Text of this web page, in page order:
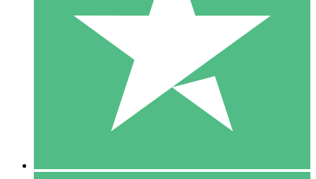
Pague conforme o uso com créditos de download. Sem
1000